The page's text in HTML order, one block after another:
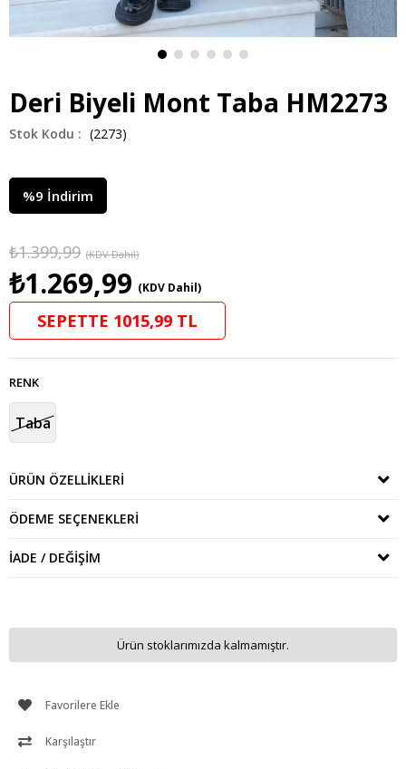
Deri Biyeli Mont Taba HM2273
(2273)
%9 İndirim
₺1.399,99 (KDV Dahil)
₺1.269,99 (KDV Dahil)
SEPETTE 1015,99 TL
RENK
Taba
ÜRÜN ÖZELLIKLERI
ÖDEME SEÇENEKLERI
İADE / DEĞIŞIM
Ürün stoklarımızda kalmamıştır.
Favorilere Ekle
Karşılaştır